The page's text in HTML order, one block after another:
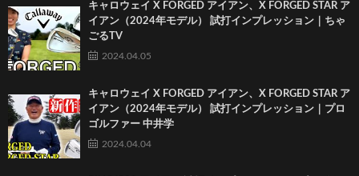
キャロウェイ X FORGED アイアン、X FORGED STAR ア
イアン（2024年モデル） 試打インプレッション｜ちゃ
ごるTV
2024.04.05
キャロウェイ X FORGED アイアン、X FORGED STAR ア
イアン（2024年モデル） 試打インプレッション｜プロ
ゴルファー 中井学
2024.04.04